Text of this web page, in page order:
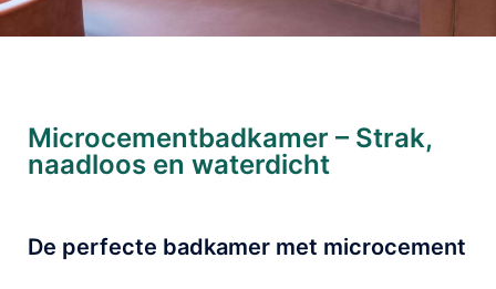
Microcementbadkamer – Strak,
naadloos en waterdicht
De perfecte badkamer met microcement